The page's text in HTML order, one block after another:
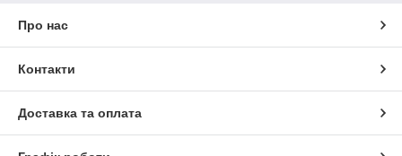
Про нас
Контакти
Доставка та оплата